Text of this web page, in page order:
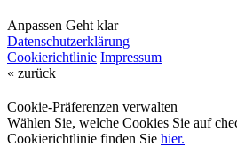
Anpassen Geht klar
Datenschutzerklärung
Cookierichtlinie Impressum
« zurück
Cookie-Präferenzen verwalten
Wählen Sie, welche Cookies Sie auf
Cookierichtlinie finden Sie hier.